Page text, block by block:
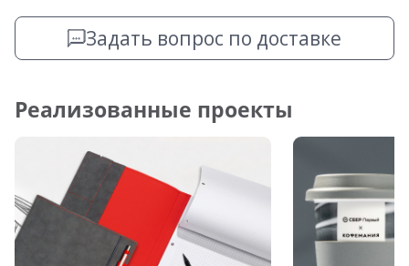
Задать вопрос по доставке
Реализованные проекты